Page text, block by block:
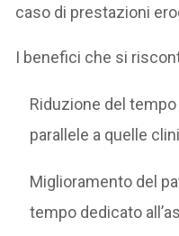
caso di prestazioni
I benefici che si
Riduzione del
parallele a quelle
Miglioramento del
tempo dedicato